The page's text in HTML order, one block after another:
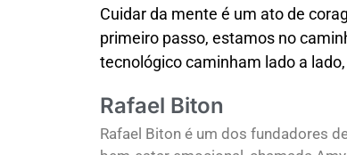
Cuidar da mente é um ato de
primeiro passo, estamos no
tecnológico caminham lado a
Rafael Biton
Rafael Biton é um dos fundadores